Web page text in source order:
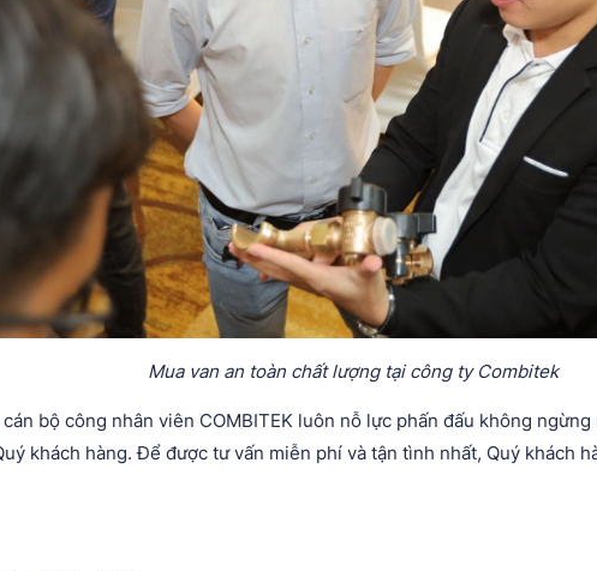
Mua van an toàn chất lượng tại công ty Combitek
bộ công nhân viên COMBITEK luôn nỗ lực phấn đấu không
khách hàng. Để được tư vấn miễn phí và tận tình nhất, Quý khách